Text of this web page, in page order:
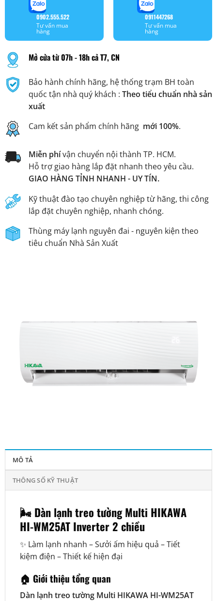
MÔ TẢ
THÔNG SỐ KỸ THUẬT
🌬️ Dàn lạnh treo tường Multi HIKAWA
HI-WM25AT Inverter 2 chiều
✨ Làm lạnh nhanh – Sưởi ấm hiệu quả – Tiết
kiệm điện – Thiết kế hiện đại
🏠 Giới thiệu tổng quan
Dàn lạnh treo tường Multi HIKAWA HI-WM25AT
0902.555.522
Tư vấn mua
hàng
0911447268
Tư vấn mua
hàng
Mở cửa từ 07h - 18h cả T7, CN
Bảo hành chính hãng, hệ thống trạm BH toàn
quốc tận nhà quý khách : Theo tiểu chuẩn nhà sản
xuất
Cam kết sản phẩm chính hãng mới 100%.
Miễn phívận chuyển nội thành TP. HCM.
Hỗ trợ giao hàng lắp đặt nhanh theo yêu cầu.
GIAO HÀNG TỈNH NHANH - UY TÍN.
Kỹ thuật đào tạo chuyên nghiệp từ hãng, thi công
lắp đặt chuyên nghiệp, nhanh chóng.
Thùng máy lạnh nguyên đai - nguyên kiện theo
tiêu chuẩn Nhà Sản Xuất